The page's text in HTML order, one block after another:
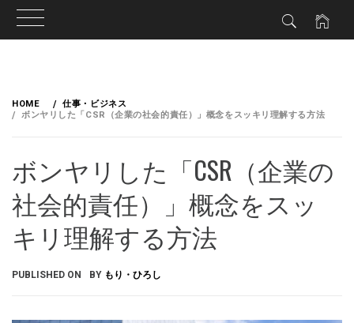
HOME
仕事・ビジネス
ボンヤリした「CSR（企業の社会的責任）」概念をスッキリ理解する方法
ボンヤリした「CSR（企業の
社会的責任）」概念をスッ
キリ理解する方法
PUBLISHED ON BY もり・ひろし